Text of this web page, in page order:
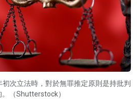
次立法時，對於無罪推定原則是持批判
（Shutterstock）